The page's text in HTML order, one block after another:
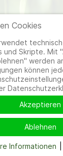
|
Cookies
und Skripte. Mit
werden
können
Akzeptieren
Ablehnen
Informationen